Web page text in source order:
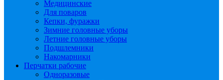
Медицинские
Для поваров
Кепки, фуражки
Зимние головные уборы
Летние головные уборы
Подшлемники
Накомарники
Перчатки рабочие
Одноразовые